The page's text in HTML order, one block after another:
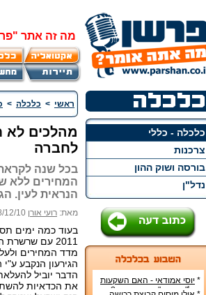
מה זה אתר
כלכלה - כללי
צרכנות
בורסה ושוק ההון
נדל"ן
* יוסי אמודאי - האם השקעות
נדל"ן בארה"ב הן בטוחות?
ראשי > כלכלה >
מהלכים לא
לחברה
בכל שנה
המחירים ללא
הנראית לעין.
מאת: רועי אורן 10 (22:33)
2011 עם
מדד המחירים
הגירעון הנקבע
הדבר יוביל
את הכדאיות